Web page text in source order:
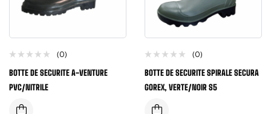
(0)
BOTTE DE SECURITE A-VENTURE
PVC/NITRILE
(0)
BOTTE DE SECURITE SPIRALE SECURA
GOREX, VERTE/NOIR S5